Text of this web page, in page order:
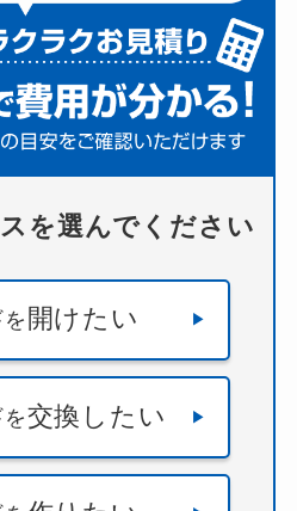
を選んでください
開けたい
交換したい